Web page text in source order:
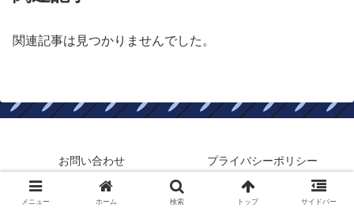
関連記事は見つかりませんでした。
お問い合わせ プライバシーポリシー
© 2020 キャプテン翼たたかえドリームチーム考察ブログ.
メニュー ホーム 検索 トップ サイドバー